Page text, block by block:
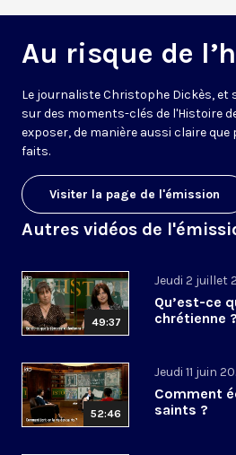
Au risque de
Le journaliste Christophe Dickès, et
sur des moments-clés de l'Histoire
exposer, de manière aussi claire que
faits.
Visiter la page de l'émission
Autres vidéos de
49:37
Jeudi 2 juillet
Qu’est-ce
chrétienne ?
52:46
Jeudi 11 juin
Comment
saints ?